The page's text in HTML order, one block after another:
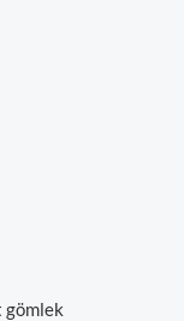
gömlek